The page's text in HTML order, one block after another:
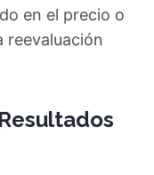
en el precio o
reevaluación